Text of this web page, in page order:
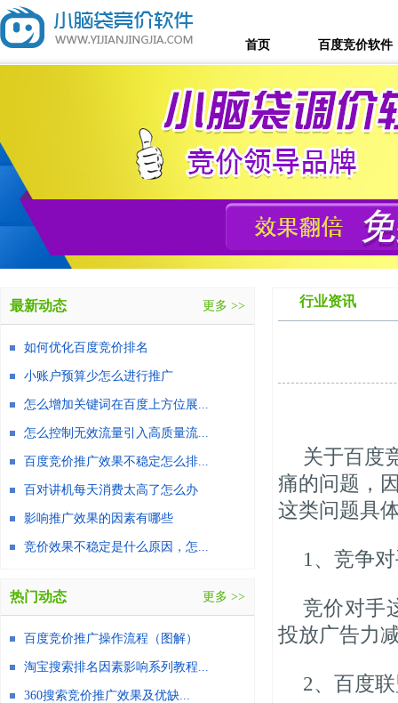
首页 百度竞价软件
行业资讯
关于百度
痛的问题，
这类问题具
1、竞争
竞价对手
投放广告力
2、百度
最新动态 更多 >>
如何优化百度竞价排名
小账户预算少怎么进行推广
怎么增加关键词在百度上方位展...
怎么控制无效流量引入高质量流...
百度竞价推广效果不稳定怎么排...
百对讲机每天消费太高了怎么办
影响推广效果的因素有哪些
竞价效果不稳定是什么原因，怎...
热门动态 更多 >>
百度竞价推广操作流程（图解）
淘宝搜索排名因素影响系列教程...
360搜索竞价推广效果及优缺...